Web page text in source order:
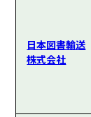
日本図書輸送
株式会社